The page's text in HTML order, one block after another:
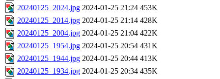
20240125_2024.jpg 2024-01-25 21:24 453K
20240125_2014.jpg 2024-01-25 21:14 428K
20240125_2004.jpg 2024-01-25 21:04 422K
20240125_1954.jpg 2024-01-25 20:54 431K
20240125_1944.jpg 2024-01-25 20:44 413K
20240125_1934.jpg 2024-01-25 20:34 435K